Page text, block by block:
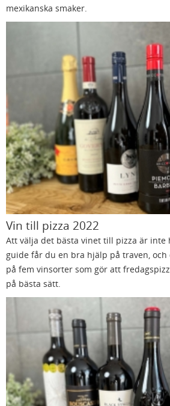
mexikanska smaker.
Vin till pizza 2022
Att välja det bästa vinet till pizza är inte
guide får du en bra hjälp på traven,
på fem vinsorter som gör att
på bästa sätt.